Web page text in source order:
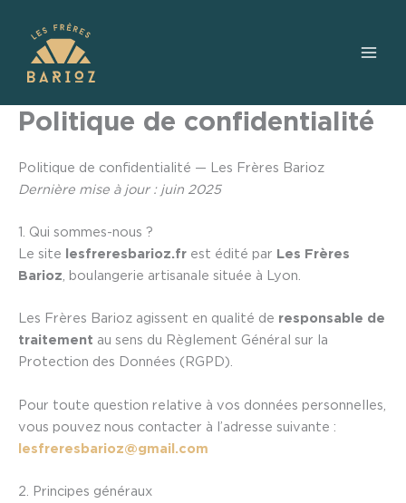
contenu
Politique de confidentialité
Politique de confidentialité — Les Frères Barioz
Dernière mise à jour : juin 2025
1. Qui sommes-nous ?
Le site lesfreresbarioz.fr est édité par Les Frères
Barioz, boulangerie artisanale située à Lyon.
Les Frères Barioz agissent en qualité de responsable de
traitement au sens du Règlement Général sur la
Protection des Données (RGPD).
Pour toute question relative à vos données personnelles,
vous pouvez nous contacter à l’adresse suivante :
lesfreresbarioz@gmail.com
2. Principes généraux